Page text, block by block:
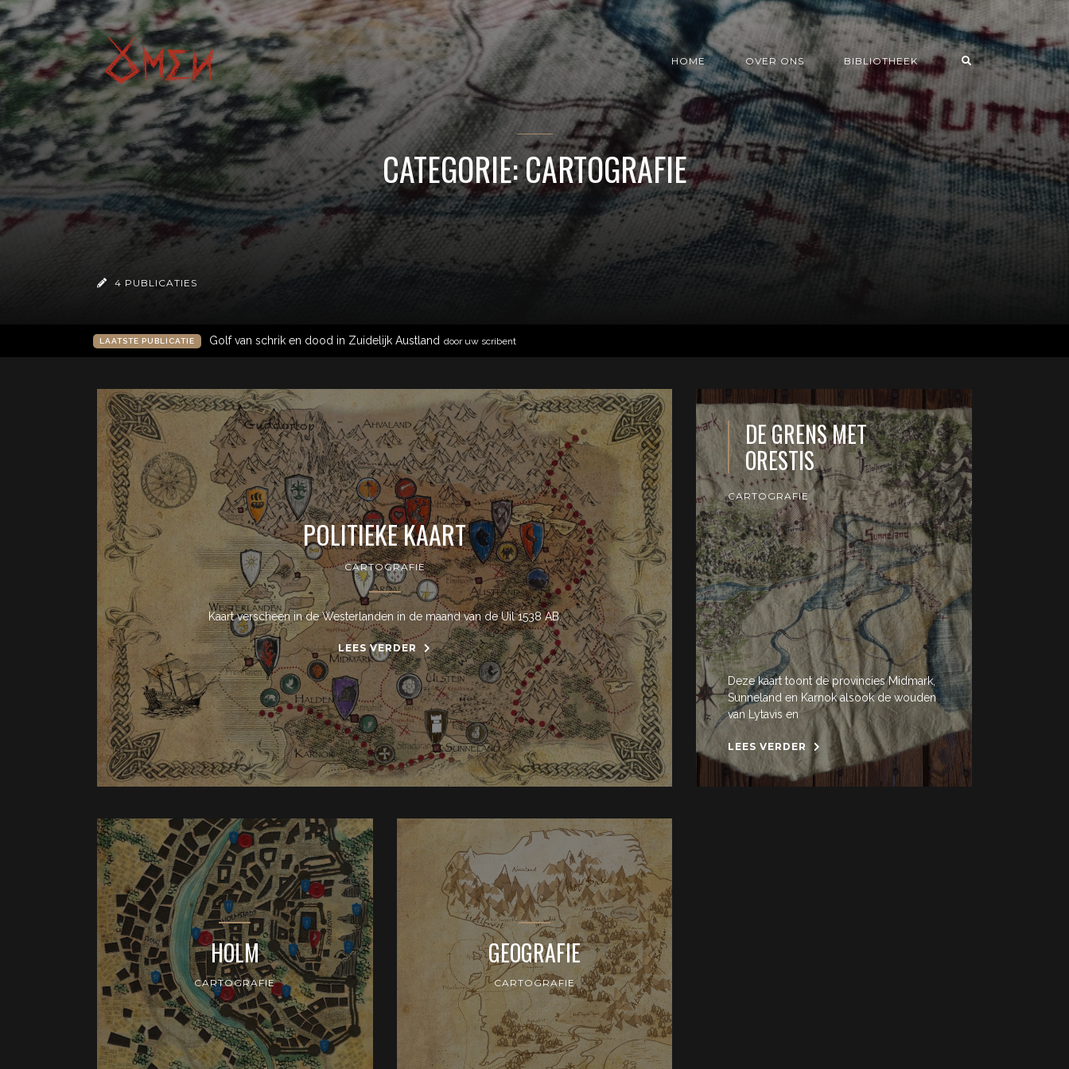
HOME OVER ONS BIBLIOTHEEK
CATEGORIE: CARTOGRAFIE
4 PUBLICATIES
LAATSTE PUBLICATIE Golf van schrik en dood in Zuidelijk Austland door uw scribent
POLITIEKE KAART
CARTOGRAFIE
Kaart verscheen in de Westerlanden in de maand van de Uil 1538 AB.
LEES VERDER
DE GRENS MET
ORESTIS
CARTOGRAFIE
Deze kaart toont de provincies Midmark,
Sunneland en Karnok alsook de wouden
van Lytavis en
LEES VERDER
HOLM
CARTOGRAFIE
GEOGRAFIE
CARTOGRAFIE